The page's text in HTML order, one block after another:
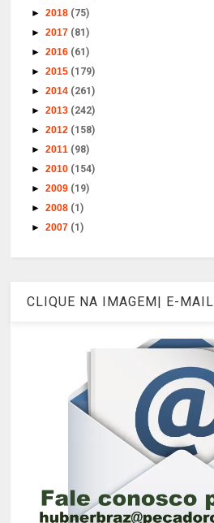
►2018 (75)
►2017 (81)
►2016 (61)
►2015 (179)
►2014 (261)
►2013 (242)
►2012 (158)
►2011 (98)
►2010 (154)
►2009 (19)
►2008 (1)
►2007 (1)
CLIQUE NA IMAGEM| E-MAIL